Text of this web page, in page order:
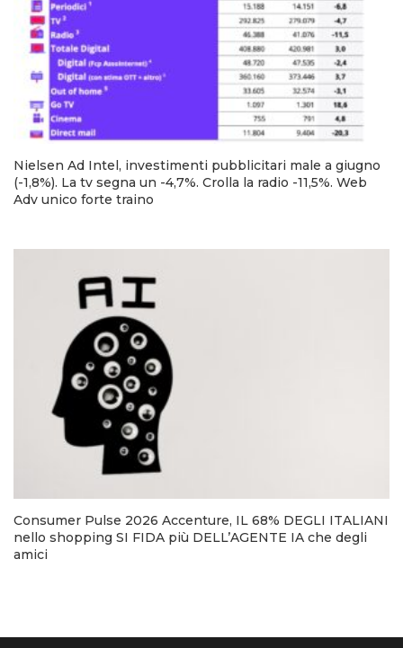
Nielsen Ad Intel, investimenti pubblicitari male a giugno
(-1,8%). La tv segna un -4,7%. Crolla la radio -11,5%. Web
Adv unico forte traino
Consumer Pulse 2026 Accenture, IL 68% DEGLI ITALIANI
nello shopping SI FIDA più DELL’AGENTE IA che degli
amici